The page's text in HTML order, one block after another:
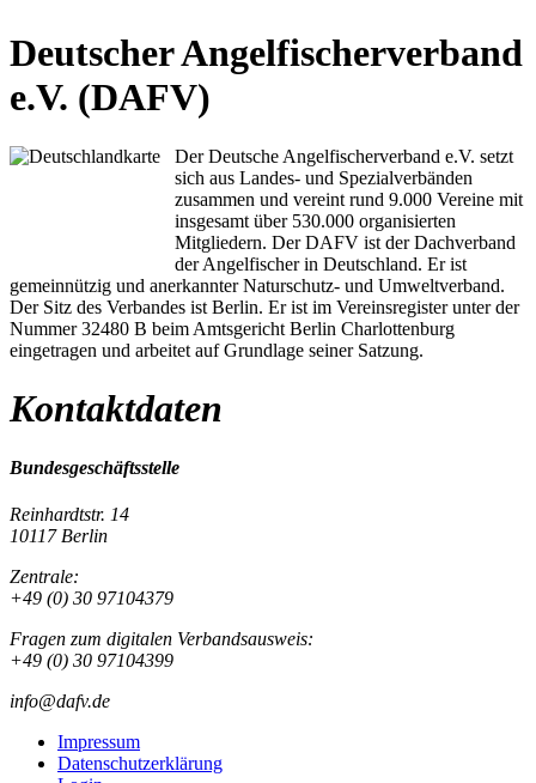
Deutscher Angelfischerverband
e.V. (DAFV)
Der Deutsche Angelfischerverband e.V. setzt
sich aus Landes- und Spezialverbänden
zusammen und vereint rund 9.000 Vereine mit
insgesamt über 530.000 organisierten
Mitgliedern. Der DAFV ist der Dachverband
der Angelfischer in Deutschland. Er ist
gemeinnützig und anerkannter Naturschutz- und Umweltverband.
Der Sitz des Verbandes ist Berlin. Er ist im Vereinsregister unter der
Nummer 32480 B beim Amtsgericht Berlin Charlottenburg
eingetragen und arbeitet auf Grundlage seiner Satzung.
Kontaktdaten
Bundesgeschäftsstelle
Reinhardtstr. 14
10117 Berlin
Zentrale:
+49 (0) 30 97104379
Fragen zum digitalen Verbandsausweis:
+49 (0) 30 97104399
info@dafv.de
Impressum
Datenschutzerklärung